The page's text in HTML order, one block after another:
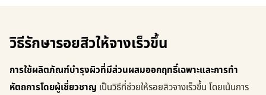
วิธีรักษารอยสิวให้จางเร็วขึ้น
การใช้ผลิตภัณฑ์บำรุงผิวที่มีส่วนผสมออกฤทธิ์เฉพาะและการทำ
หัตถการโดยผู้เชี่ยวชาญ เป็นวิธีที่ช่วยให้รอยสิวจางเร็วขึ้น โดยเน้นการ